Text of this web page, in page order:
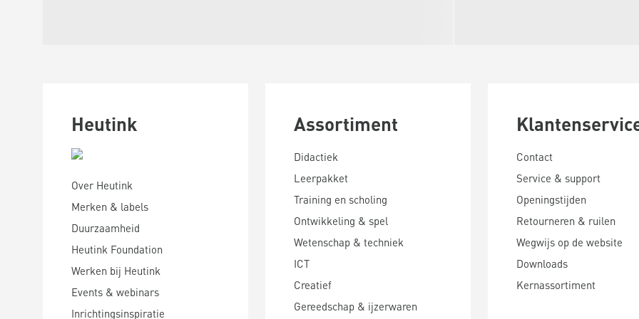
Heutink
Over Heutink
Merken & labels
Duurzaamheid
Heutink Foundation
Werken bij Heutink
Events & webinars
Inrichtingsinspiratie
Assortiment
Didactiek
Leerpakket
Training en scholing
Ontwikkeling & spel
Wetenschap & techniek
ICT
Creatief
Gereedschap & ijzerwaren
Contact
Service & support
Openingstijden
Retourneren & ruilen
Wegwijs op de website
Downloads
Kernassortiment